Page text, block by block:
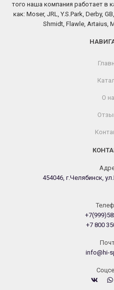
того наша компания работает в
как: Moser, JRL, Y.S.Park, Derby,
Shmidt, Flawle, Artaius,
О
454046, г.Челябинск,
+7 800
info@hi-